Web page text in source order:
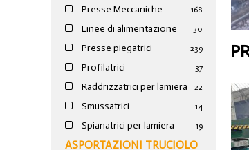
Presse Meccaniche 168
Linee di alimentazione 30
Presse piegatrici 239
Profilatrici 37
Raddrizzatrici per lamiera 22
Smussatrici 14
Spianatrici per lamiera 19
ASPORTAZIONI TRUCIOLO